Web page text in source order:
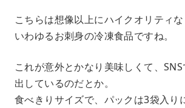
こちらは想像以上にハイクオリティな
いわゆるお刺身の冷凍食品ですね。
これが意外とかなり美味しくて、
出しているのだとか。
食べきりサイズで、パックは3袋入り